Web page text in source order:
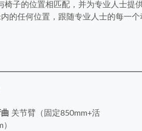
子的位置相匹配，并为专业人士提
的任何位置，跟随专业人士的每一个
关节臂（固定850mm+活